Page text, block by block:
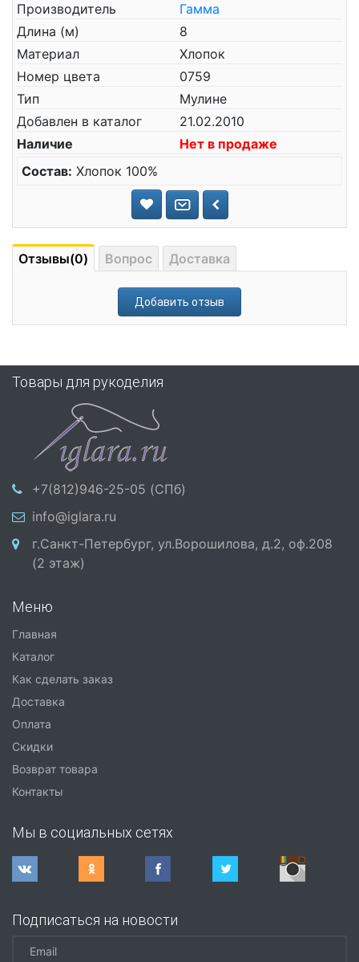
Производитель
Гамма
Длина (м)
8
Материал
Хлопок
Номер цвета
0759
Тип
Мулине
Добавлен в каталог
21.02.2010
Наличие
Нет в продаже
Состав: Хлопок 100%
Отзывы(0) Вопрос Доставка
Добавить отзыв
Товары для рукоделия
+7(812)946-25-05 (СПб)
info@iglara.ru
г.Санкт-Петербург, ул.Ворошилова, д.2, оф.208
(2 этаж)
Меню
Главная
Каталог
Как сделать заказ
Доставка
Оплата
Скидки
Возврат товара
Контакты
Мы в социальных сетях
Подписаться на новости